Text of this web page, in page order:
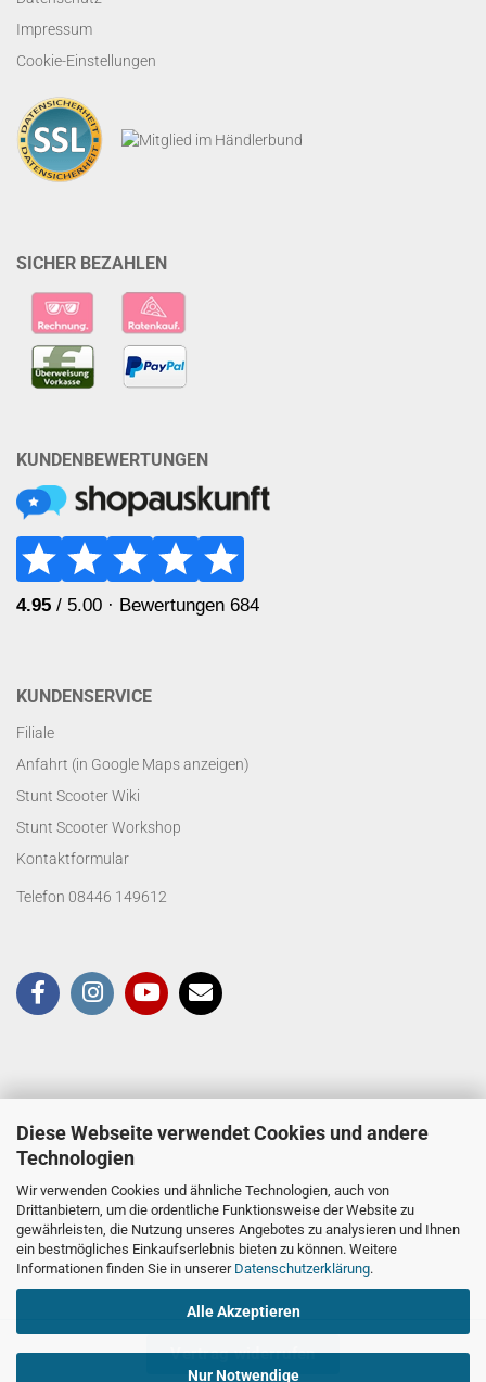
Diese Webseite verwendet Cookies und andere
Technologien
Wir verwenden Cookies und ähnliche Technologien, auch von
Drittanbietern, um die ordentliche Funktionsweise der Website zu
gewährleisten, die Nutzung unseres Angebotes zu analysieren und Ihnen
ein bestmögliches Einkaufserlebnis bieten zu können. Weitere
Informationen finden Sie in unserer Datenschutzerklärung.
Alle Akzeptieren
Nur Notwendige
Impressum
Cookie-Einstellungen
SICHER BEZAHLEN
KUNDENBEWERTUNGEN
KUNDENSERVICE
Filiale
Anfahrt (in Google Maps anzeigen)
Stunt Scooter Wiki
Stunt Scooter Workshop
Kontaktformular
Telefon 08446 149612
Vertrag widerrufen